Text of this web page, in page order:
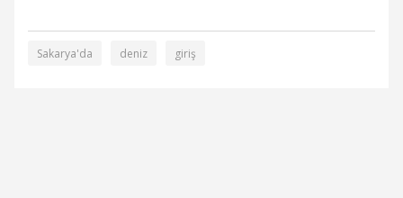
Sakarya'da deniz giriş